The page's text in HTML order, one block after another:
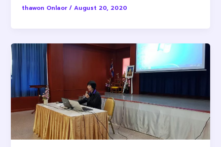
thawon Onlaor/August 20, 2020